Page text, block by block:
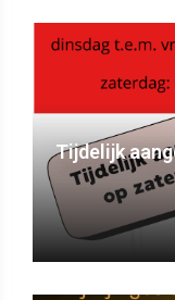
Tijdelijk